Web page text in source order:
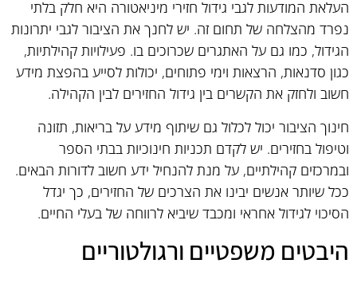
העלאת המודעות לגבי גידול חזירי מיניאטורה היא חלק בלתי
נפרד מהצלחה של תחום זה. יש לחנך את הציבור לגבי יתרונות
הגידול, כמו גם על האתגרים שכרוכים בו. פעילויות קהילתיות,
כגון סדנאות, הרצאות וימי פתוחים, יכולות לסייע בהפצת מידע
חשוב ולחזק את הקשרים בין גידול החזירים לבין הקהילה.
חינוך הציבור יכול לכלול גם שיתוף מידע על בריאות, תזונה
וטיפול בחזירים. יש לקדם תכניות חינוכיות בבתי הספר
ובמרכזים קהילתיים, על מנת להנחיל ידע חשוב לדורות הבאים.
ככל שיותר אנשים יבינו את הצרכים של החזירים, כך יגדל
הסיכוי לגידול אחראי ומכבד שיביא לרווחה של בעלי החיים.
היבטים משפטיים ורגולטוריים